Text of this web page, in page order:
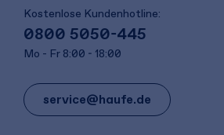
Kostenlose Kundenhotline:
0800 5050-445
Mo - Fr 8:00 - 18:00
service@haufe.de